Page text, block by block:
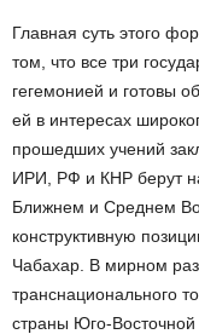
Главная суть этого
том, что все три
гегемонией и готовы
ей в интересах
прошедших учений
ИРИ, РФ и КНР берут
Ближнем и Среднем
конструктивную
Чабахар. В мирном
транснационального
страны Юго-Восточной